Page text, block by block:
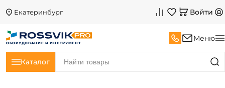
Екатеринбург Войти
ОБОРУДОВАНИЕ И ИНСТРУМЕНТ
Меню
Каталог